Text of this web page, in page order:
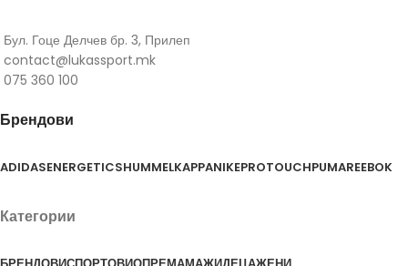
Бул. Гоце Делчев бр. 3, Прилеп
contact@lukassport.mk
075 360 100
Брендови
ADIDASENERGETICSHUMMELKAPPANIKEPROTOUCHPUMAREEBOK
Категории